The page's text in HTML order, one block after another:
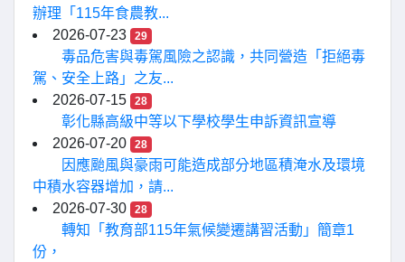
辦理「115年食農教...
2026-07-23
29
毒品危害與毒駕風險之認識，共同營造「拒絕毒
駕、安全上路」之友...
2026-07-15
28
彰化縣高級中等以下學校學生申訴資訊宣導
2026-07-20
28
因應颱風與豪雨可能造成部分地區積淹水及環境
中積水容器增加，請...
2026-07-30
28
轉知「教育部115年氣候變遷講習活動」簡章1
份，